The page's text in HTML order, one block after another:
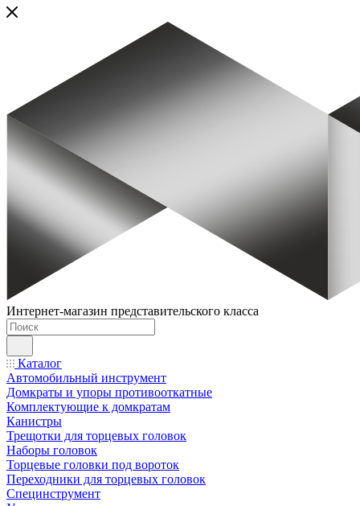
Интернет-магазин представительского класса
Каталог
Автомобильный инструмент
Домкраты и упоры противооткатные
Комплектующие к домкратам
Канистры
Трещотки для торцевых головок
Наборы головок
Торцевые головки под вороток
Переходники для торцевых головок
Специнструмент